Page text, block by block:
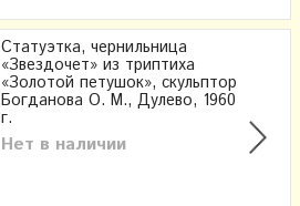
Статуэтка, чернильница
«Звездочет» из триптиха
«Золотой петушок», скульптор
Богданова О. М., Дулево, 1960
г.
Нет в наличии